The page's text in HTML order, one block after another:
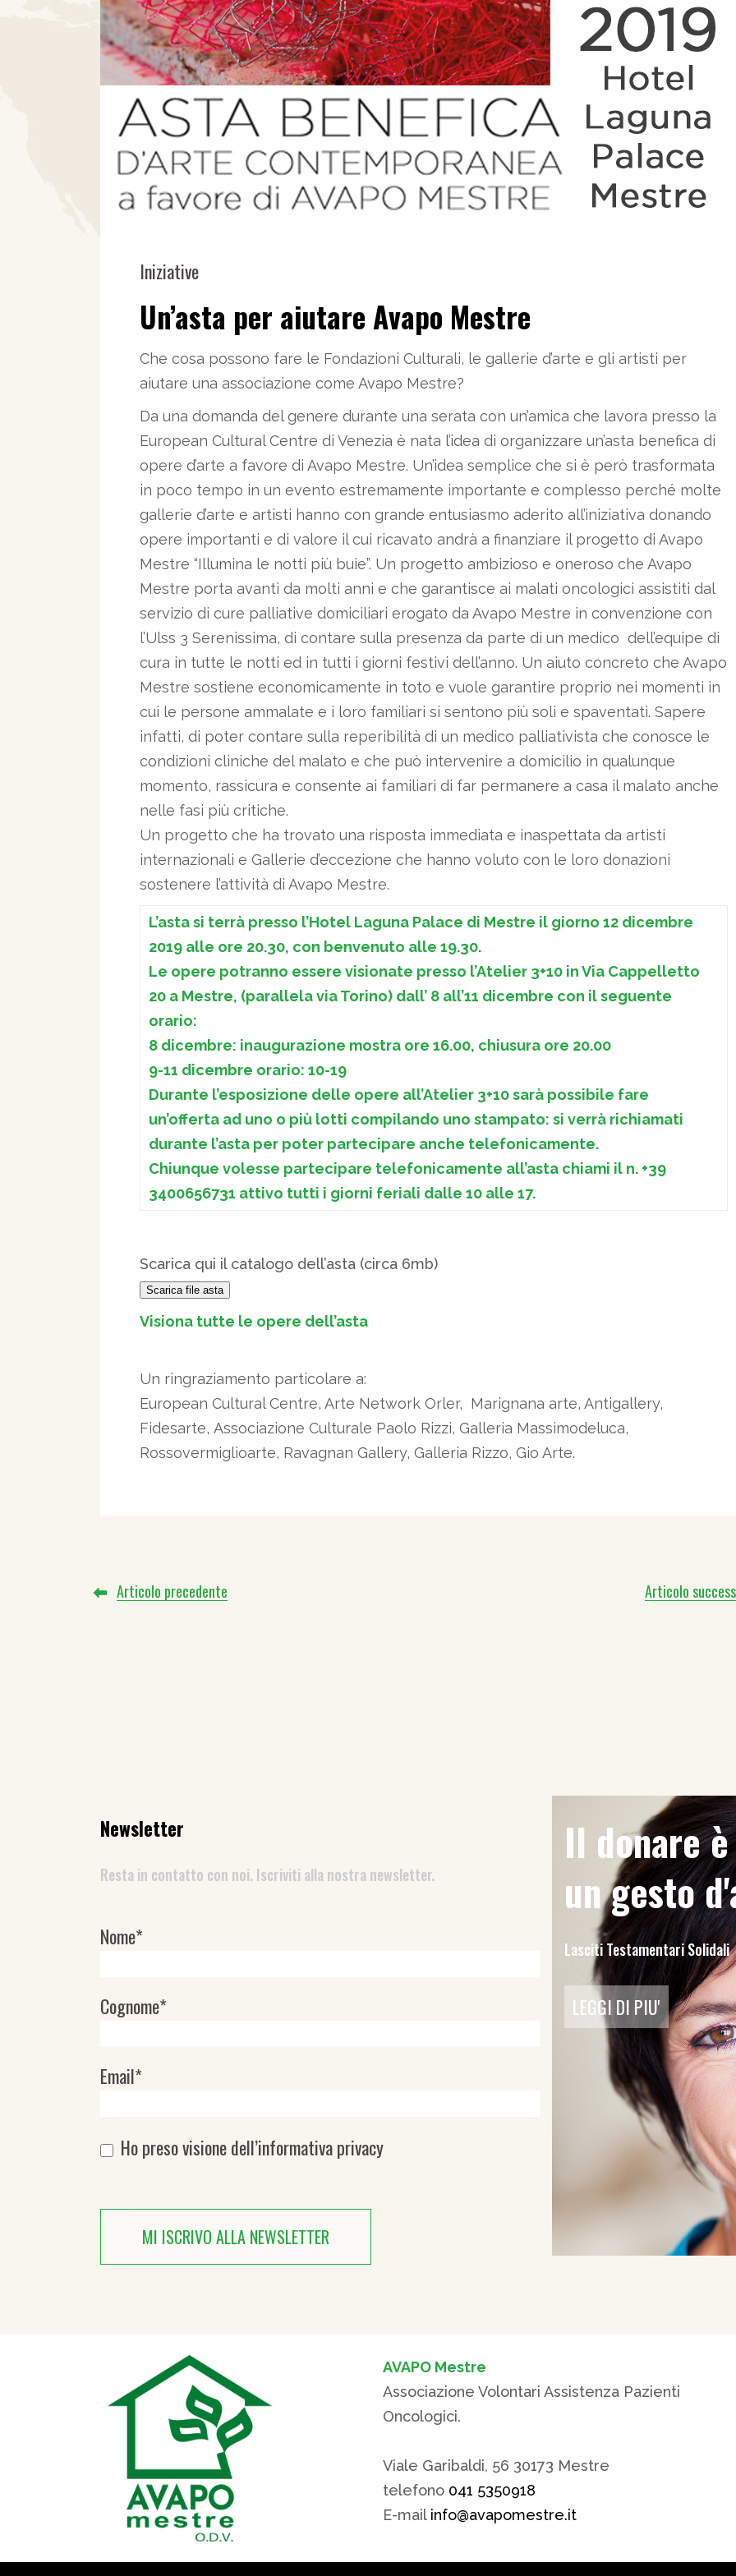
Iniziative
Un’asta per aiutare Avapo Mestre
Che cosa possono fare le Fondazioni Culturali, le gallerie d’arte e gli artisti per
aiutare una associazione come Avapo Mestre?
Da una domanda del genere durante una serata con un’amica che lavora presso la
European Cultural Centre di Venezia è nata l’idea di organizzare un’asta benefica di
opere d’arte a favore di Avapo Mestre. Un’idea semplice che si è però trasformata
in poco tempo in un evento estremamente importante e complesso perché molte
gallerie d’arte e artisti hanno con grande entusiasmo aderito all’iniziativa donando
opere importanti e di valore il cui ricavato andrà a finanziare il progetto di Avapo
Mestre “Illumina le notti più buie”. Un progetto ambizioso e oneroso che Avapo
Mestre porta avanti da molti anni e che garantisce ai malati oncologici assistiti dal
servizio di cure palliative domiciliari erogato da Avapo Mestre in convenzione con
l’Ulss 3 Serenissima, di contare sulla presenza da parte di un medico dell’equipe di
cura in tutte le notti ed in tutti i giorni festivi dell’anno. Un aiuto concreto che Avapo
Mestre sostiene economicamente in toto e vuole garantire proprio nei momenti in
cui le persone ammalate e i loro familiari si sentono più soli e spaventati. Sapere
infatti, di poter contare sulla reperibilità di un medico palliativista che conosce le
condizioni cliniche del malato e che può intervenire a domicilio in qualunque
momento, rassicura e consente ai familiari di far permanere a casa il malato anche
nelle fasi più critiche.
Un progetto che ha trovato una risposta immediata e inaspettata da artisti
internazionali e Gallerie d’eccezione che hanno voluto con le loro donazioni
sostenere l’attività di Avapo Mestre.
L’asta si terrà presso l’Hotel Laguna Palace di Mestre il giorno 12 dicembre
2019 alle ore 20.30, con benvenuto alle 19.30.
Le opere potranno essere visionate presso l’Atelier 3+10 in Via Cappelletto
20 a Mestre, (parallela via Torino) dall’ 8 all’11 dicembre con il seguente
orario:
8 dicembre: inaugurazione mostra ore 16.00, chiusura ore 20.00
9-11 dicembre orario: 10-19
Durante l’esposizione delle opere all’Atelier 3+10 sarà possibile fare
un’offerta ad uno o più lotti compilando uno stampato: si verrà richiamati
durante l’asta per poter partecipare anche telefonicamente.
Chiunque volesse partecipare telefonicamente all’asta chiami il n. +39
3400656731 attivo tutti i giorni feriali dalle 10 alle 17.
Scarica qui il catalogo dell’asta (circa 6mb)
Scarica file asta
Visiona tutte le opere dell’asta
Un ringraziamento particolare a:
European Cultural Centre, Arte Network Orler, Marignana arte, Antigallery,
Fidesarte, Associazione Culturale Paolo Rizzi, Galleria Massimodeluca,
Rossovermiglioarte, Ravagnan Gallery, Galleria Rizzo, Gio Arte.
Articolo precedente Articolo
Newsletter
Resta in contatto con noi. Iscriviti alla nostra newsletter.
Newsletter
Nome*
Cognome*
Email*
Ho preso visione dell’informativa privacy
MI ISCRIVO ALLA NEWSLETTER
Il donare
un gesto
Lasciti Testamentari Solidali
LEGGI DI PIU'
AVAPO Mestre
Associazione Volontari Assistenza Pazienti
Oncologici.
Viale Garibaldi, 56 30173 Mestre
telefono 041 5350918
E-mail info@avapomestre.it